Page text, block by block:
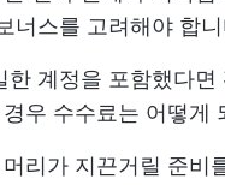
너스를 고려해야 합
한 계정을 포함했다
우 수수료는 어떻게
리가 지끈거릴 준비